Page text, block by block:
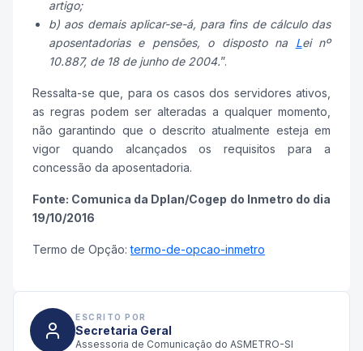
artigo;
b) aos demais aplicar-se-á, para fins de cálculo das
aposentadorias e pensões, o disposto na Lei nº
10.887, de 18 de junho de 2004.”.
Ressalta-se que, para os casos dos servidores ativos,
as regras podem ser alteradas a qualquer momento,
não garantindo que o descrito atualmente esteja em
vigor quando alcançados os requisitos para a
concessão da aposentadoria.
Fonte: Comunica da Dplan/Cogep do Inmetro do dia
19/10/2016
Termo de Opção:termo-de-opcao-inmetro
ESCRITO POR
Secretaria Geral
Assessoria de Comunicação do ASMETRO-SI